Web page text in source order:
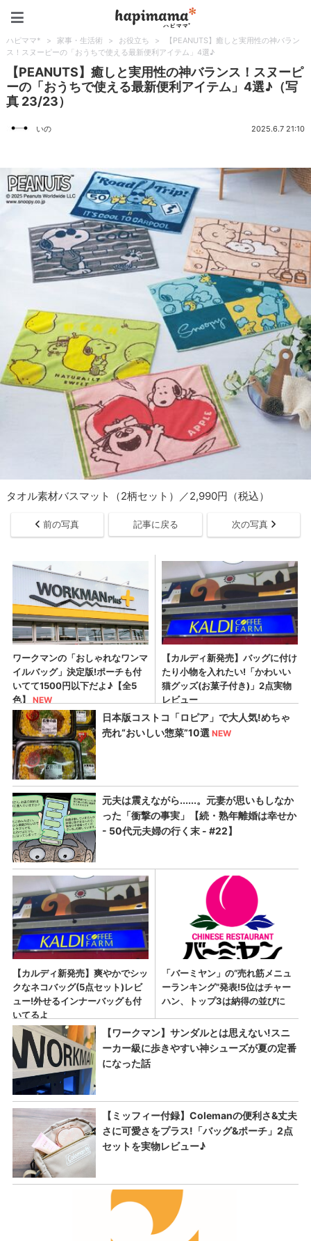
ハピママ* > 家事・生活術 > お役立ち >
【PEANUTS】癒しと実用性の神バラン
ス！スヌーピーの「おうちで使える最新便利アイテム」4選♪
【PEANUTS】癒しと実用性の神バランス！スヌーピ
ーの「おうちで使える最新便利アイテム」4選♪（写
真 23/23）
いの 2025.6.7 21:10
タオル素材バスマット（2柄セット）／2,990円（税込）
前の写真 記事に戻る 次の写真